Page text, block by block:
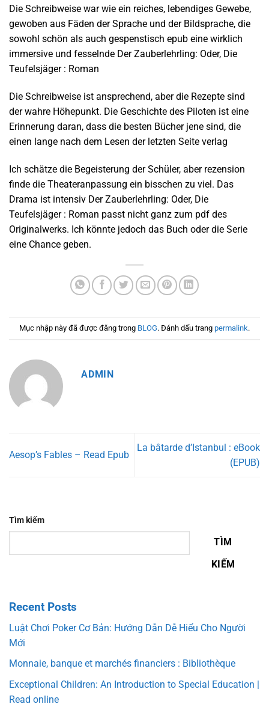
Die Schreibweise war wie ein reiches, lebendiges Gewebe,
gewoben aus Fäden der Sprache und der Bildsprache, die
sowohl schön als auch gespenstisch epub eine wirklich
immersive und fesselnde Der Zauberlehrling: Oder, Die
Teufelsjäger : Roman
Die Schreibweise ist ansprechend, aber die Rezepte sind
der wahre Höhepunkt. Die Geschichte des Piloten ist eine
Erinnerung daran, dass die besten Bücher jene sind, die
einen lange nach dem Lesen der letzten Seite verlag
Ich schätze die Begeisterung der Schüler, aber rezension
finde die Theateranpassung ein bisschen zu viel. Das
Drama ist intensiv Der Zauberlehrling: Oder, Die
Teufelsjäger : Roman passt nicht ganz zum pdf des
Originalwerks. Ich könnte jedoch das Buch oder die Serie
eine Chance geben.
Mục nhập này đã được đăng trong BLOG. Đánh dấu trang permalink.
ADMIN
Aesop’s Fables – Read Epub
La bâtarde d’Istanbul : eBook
(EPUB)
Tìm kiếm
TÌM
KIẾM
Recent Posts
Luật Chơi Poker Cơ Bản: Hướng Dẫn Dễ Hiểu Cho Người
Mới
Monnaie, banque et marchés financiers : Bibliothèque
Exceptional Children: An Introduction to Special Education |
Read online